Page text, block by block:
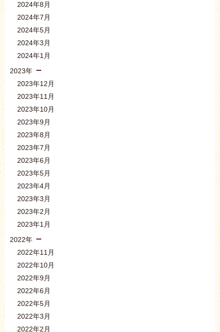
2024年8月
2024年7月
2024年5月
2024年3月
2024年1月
2023年
2023年12月
2023年11月
2023年10月
2023年9月
2023年8月
2023年7月
2023年6月
2023年5月
2023年4月
2023年3月
2023年2月
2023年1月
2022年
2022年11月
2022年10月
2022年9月
2022年6月
2022年5月
2022年3月
2022年2月